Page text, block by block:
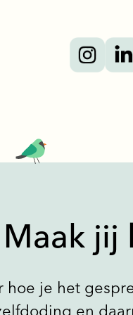
Maak jij
hoe je het
en